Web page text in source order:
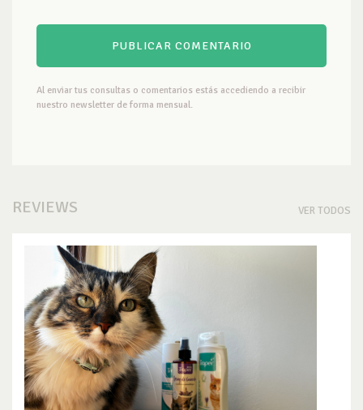
Al enviar tus consultas o comentarios estás accediendo a recibir
nuestro newsletter de forma mensual.
REVIEWS VER TODOS